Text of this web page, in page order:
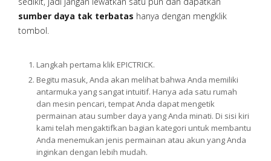
sumber daya tak terbatas hanya dengan mengklik
tombol.
Langkah pertama klik EPICTRICK.
Begitu masuk, Anda akan melihat bahwa Anda memiliki
antarmuka yang sangat intuitif. Hanya ada satu rumah
dan mesin pencari, tempat Anda dapat mengetik
permainan atau sumber daya yang Anda minati. Di sisi kiri
kami telah mengaktifkan bagian kategori untuk membantu
Anda menemukan jenis permainan atau akun yang Anda
inginkan dengan lebih mudah.